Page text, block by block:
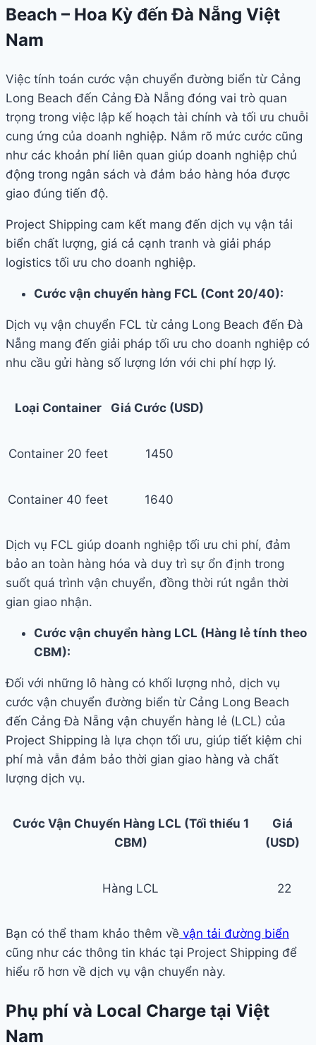
Beach – Hoa Kỳ đến Đà Nẵng Việt
Nam
Việc tính toán cước vận chuyển đường biển từ Cảng
Long Beach đến Cảng Đà Nẵng đóng vai trò quan
trọng trong việc lập kế hoạch tài chính và tối ưu chuỗi
cung ứng của doanh nghiệp. Nắm rõ mức cước cũng
như các khoản phí liên quan giúp doanh nghiệp chủ
động trong ngân sách và đảm bảo hàng hóa được
giao đúng tiến độ.
Project Shipping cam kết mang đến dịch vụ vận tải
biển chất lượng, giá cả cạnh tranh và giải pháp
logistics tối ưu cho doanh nghiệp.
Cước vận chuyển hàng FCL (Cont 20/40):
Dịch vụ vận chuyển FCL từ cảng Long Beach đến Đà
Nẵng mang đến giải pháp tối ưu cho doanh nghiệp có
nhu cầu gửi hàng số lượng lớn với chi phí hợp lý.
Loại Container Giá Cước (USD)
Container 20 feet 1450
Container 40 feet 1640
Dịch vụ FCL giúp doanh nghiệp tối ưu chi phí, đảm
bảo an toàn hàng hóa và duy trì sự ổn định trong
suốt quá trình vận chuyển, đồng thời rút ngắn thời
gian giao nhận.
Cước vận chuyển hàng LCL (Hàng lẻ tính theo
CBM):
Đối với những lô hàng có khối lượng nhỏ, dịch vụ
cước vận chuyển đường biển từ Cảng Long Beach
đến Cảng Đà Nẵng vận chuyển hàng lẻ (LCL) của
Project Shipping là lựa chọn tối ưu, giúp tiết kiệm chi
phí mà vẫn đảm bảo thời gian giao hàng và chất
lượng dịch vụ.
Cước Vận Chuyển Hàng LCL (Tối thiểu 1
CBM)
Giá
(USD)
Hàng LCL 22
Bạn có thể tham khảo thêm về vận tải đường biển
cũng như các thông tin khác tại Project Shipping để
hiểu rõ hơn về dịch vụ vận chuyển này.
Phụ phí và Local Charge tại Việt
Nam